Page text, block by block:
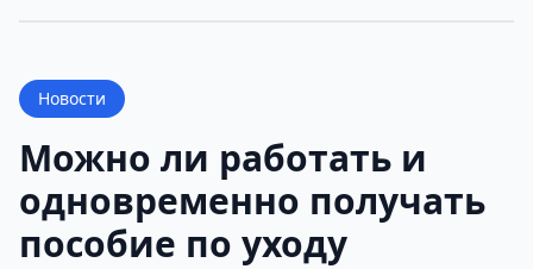
Новости
Можно ли работать и
одновременно получать
пособие по уходу